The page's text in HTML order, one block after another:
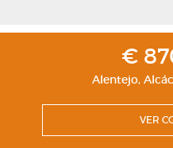
€
Alentejo,
VER